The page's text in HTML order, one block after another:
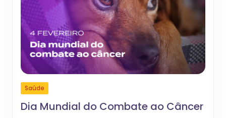
Saúde
Dia Mundial do Combate ao Câncer